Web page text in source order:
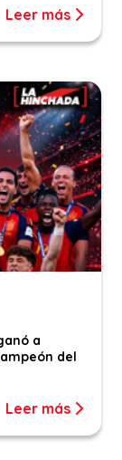
Leer más
a
del
Leer más